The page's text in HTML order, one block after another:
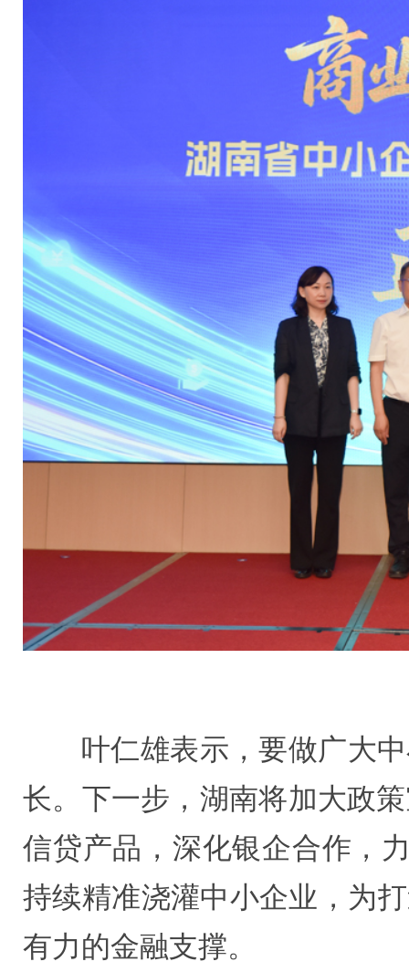
叶仁雄表示，要做广大
长。下一步，湖南将加大政
信贷产品，深化银企合作，
持续精准浇灌中小企业，为
有力的金融支撑。